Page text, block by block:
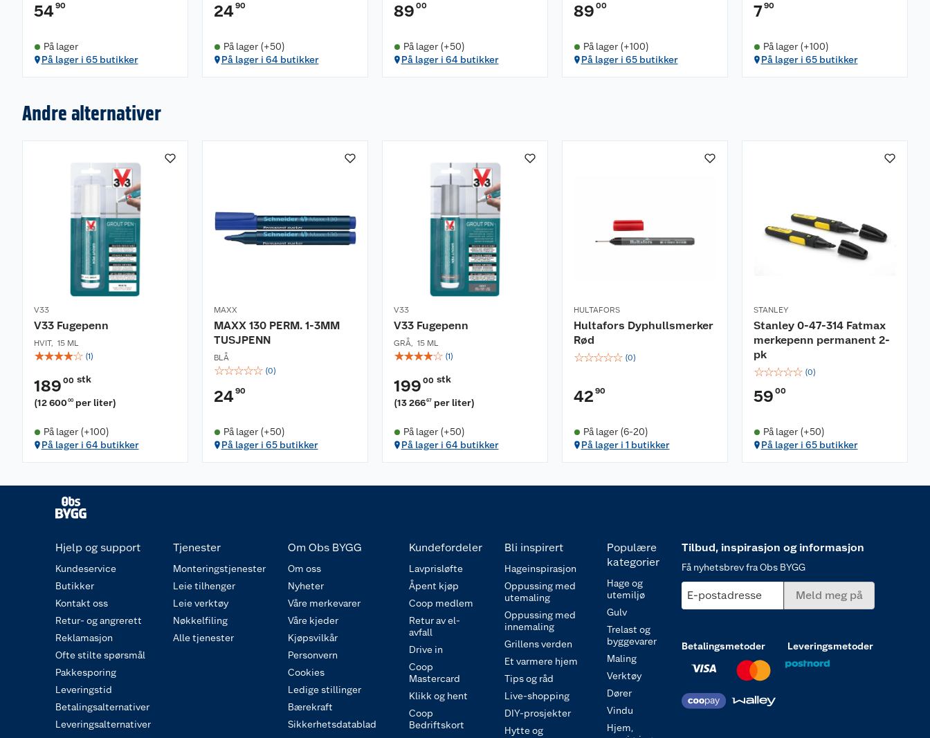
5490
På lager
På lager i 65 butikker
2490
På lager (+50)
På lager i 64 butikker
89 00
På lager (+50)
På lager i 64 butikker
89 00
På lager (+100)
På lager i 65 butikker
790
På lager (+100)
På lager i 65 butikker
Andre alternativer
V33
V33 Fugepenn
HVIT, 15 ML
☆☆☆☆☆ (1)
189 00 stk
(12 60000 per liter)
På lager (+100)
På lager i 64 butikker
MAXX
MAXX 130 PERM. 1-3MM
TUSJPENN
BLÅ
☆☆☆☆☆ (0)
2490
På lager (+50)
På lager i 65 butikker
V33
V33 Fugepenn
GRÅ, 15 ML
☆☆☆☆☆ (1)
199 00 stk
(13 26667 per liter)
På lager (+50)
På lager i 64 butikker
HULTAFORS
Hultafors Dyphullsmerker
Rød
☆☆☆☆☆ (0)
42 90
På lager (6-20)
På lager i 1 butikker
STANLEY
Stanley 0-47-314 Fatmax
merkepenn permanent 2-
pk
☆☆☆☆☆ (0)
59 00
På lager (+50)
På lager i 65 butikker
Hjelp og support
Kundeservice
Butikker
Kontakt oss
Retur- og angrerett
Reklamasjon
Ofte stilte spørsmål
Pakkesporing
Leveringstid
Betalingsalternativer
Leveringsalternativer
Tjenester
Monteringstjenester
Leie tilhenger
Leie verktøy
Nøkkelfiling
Alle tjenester
Om Obs BYGG
Om oss
Nyheter
Våre merkevarer
Våre kjeder
Kjøpsvilkår
Personvern
Cookies
Ledige stillinger
Bærekraft
Sikkerhetsdatablad
Kundefordeler
Lavprisløfte
Åpent kjøp
Coop medlem
Retur av el-
avfall
Drive in
Coop
Mastercard
Klikk og hent
Coop
Bedriftskort
Bli inspirert
Hageinspirasjon
Oppussing med
utemaling
Oppussing med
innemaling
Grillens verden
Et varmere hjem
Tips og råd
Live-shopping
DIY-prosjekter
Hytte og
Populære
kategorier
Hage og
utemiljø
Gulv
Trelast og
byggevarer
Maling
Verktøy
Dører
Vindu
Hjem,
Tilbud, inspirasjon og informasjon
Få nyhetsbrev fra Obs BYGG
E-postadresse Meld meg på
Betalingsmetoder Leveringsmetoder